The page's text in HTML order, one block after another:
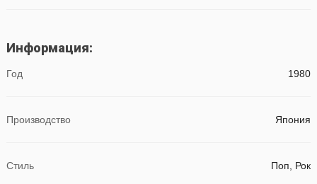
Информация:
Год 1980
Производство Япония
Стиль Поп, Рок